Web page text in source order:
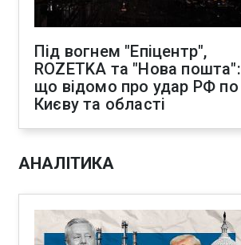
Під вогнем "Епіцентр",
ROZETKA та "Нова пошта":
що відомо про удар РФ по
Києву та області
АНАЛІТИКА